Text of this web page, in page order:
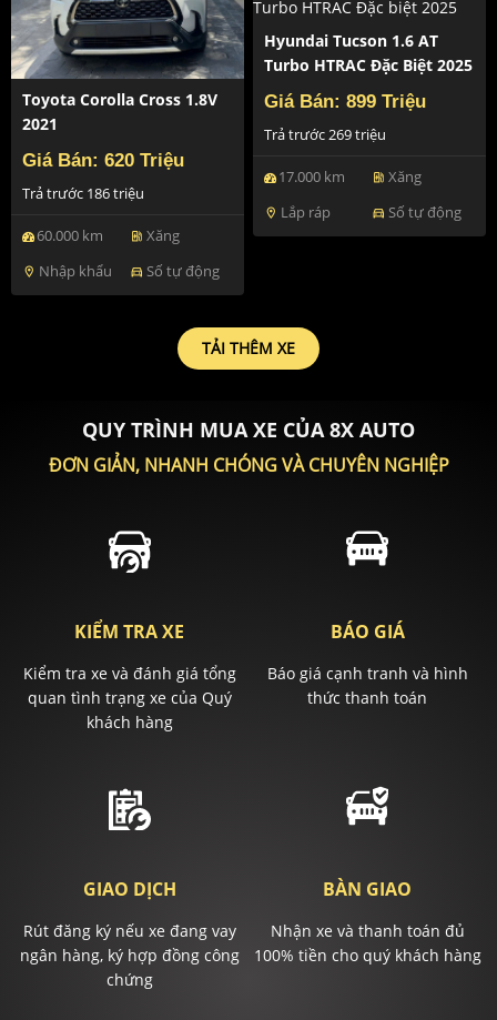
Toyota Corolla Cross 1.8V
2021
Giá Bán: 620 Triệu
Trả trước 186 triệu
60.000 km ev_station Xăng
location_on Nhập khẩu directions_car Số tự động
Hyundai Tucson 1.6 AT
Turbo HTRAC Đặc Biệt 2025
Giá Bán: 899 Triệu
Trả trước 269 triệu
17.000 km ev_station Xăng
location_on Lắp ráp directions_car Số tự động
TẢI THÊM XE
QUY TRÌNH MUA XE CỦA 8X AUTO
ĐƠN GIẢN, NHANH CHÓNG VÀ CHUYÊN NGHIỆP
KIỂM TRA XE
Kiểm tra xe và đánh giá tổng
quan tình trạng xe của Quý
khách hàng
BÁO GIÁ
Báo giá cạnh tranh và hình
thức thanh toán
GIAO DỊCH
Rút đăng ký nếu xe đang vay
ngân hàng, ký hợp đồng công
chứng
BÀN GIAO
Nhận xe và thanh toán đủ
100% tiền cho quý khách hàng